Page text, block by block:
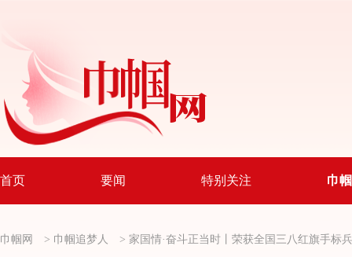
首页 要闻 特别关注 巾
巾帼网 > 巾帼追梦人 > 家国情·奋斗正当时丨荣获全国三八红旗手标